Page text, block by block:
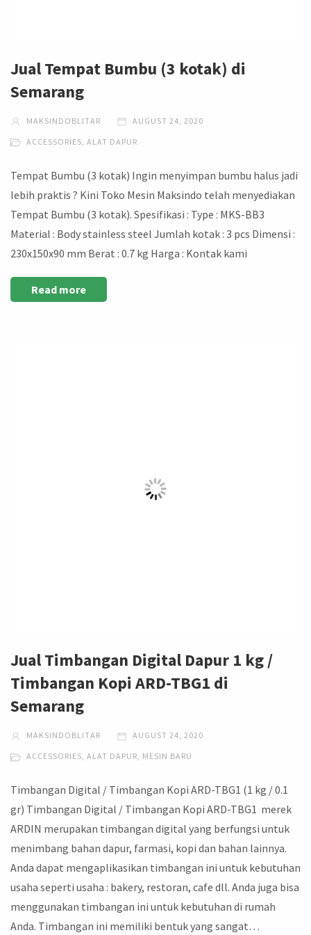
Jual Tempat Bumbu (3 kotak) di
Semarang
MAKSINDOBLITAR AUGUST 24, 2020
ACCESSORIES ALAT DAPUR
Tempat Bumbu (3 kotak) Ingin menyimpan bumbu halus jadi
lebih praktis ? Kini Toko Mesin Maksindo telah menyediakan
Tempat Bumbu (3 kotak). Spesifikasi : Type : MKS-BB3
Material : Body stainless steel Jumlah kotak : 3 pcs Dimensi :
230x150x90 mm Berat : 0.7 kg Harga : Kontak kami
Read more
Jual Timbangan Digital Dapur 1 kg /
Timbangan Kopi ARD-TBG1 di
Semarang
MAKSINDOBLITAR AUGUST 24, 2020
ACCESSORIES, ALAT DAPUR, MESIN BARU
Timbangan Digital / Timbangan Kopi ARD-TBG1 (1 kg / 0.1
gr) Timbangan Digital / Timbangan Kopi ARD-TBG1 merek
ARDIN merupakan timbangan digital yang berfungsi untuk
menimbang bahan dapur, farmasi, kopi dan bahan lainnya.
Anda dapat mengaplikasikan timbangan ini untuk kebutuhan
usaha seperti usaha : bakery, restoran, cafe dll. Anda juga bisa
menggunakan timbangan ini untuk kebutuhan di rumah
Anda. Timbangan ini memiliki bentuk yang sangat…